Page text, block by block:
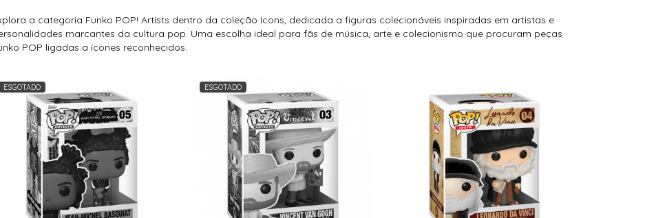
a categoria Funko POP! Artists dentro da coleção Icons, dedicada a figuras colecionáveis inspiradas em artistas e
marcantes da cultura pop. Uma escolha ideal para fãs de música, arte e colecionismo que procuram peças
POP ligadas a ícones reconhecidos.
ESGOTADO ESGOTADO